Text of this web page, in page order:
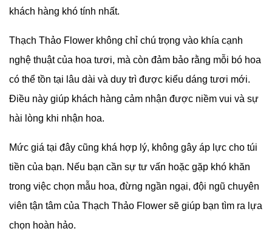
khách hàng khó tính nhất.
Thạch Thảo Flower không chỉ chú trọng vào khía cạnh
nghệ thuật của hoa tươi, mà còn đảm bảo rằng mỗi bó hoa
có thể tồn tại lâu dài và duy trì được kiểu dáng tươi mới.
Điều này giúp khách hàng cảm nhận được niềm vui và sự
hài lòng khi nhận hoa.
Mức giá tại đây cũng khá hợp lý, không gây áp lực cho túi
tiền của bạn. Nếu bạn cần sự tư vấn hoặc gặp khó khăn
trong việc chọn mẫu hoa, đừng ngần ngại, đội ngũ chuyên
viên tận tâm của Thạch Thảo Flower sẽ giúp bạn tìm ra lựa
chọn hoàn hảo.